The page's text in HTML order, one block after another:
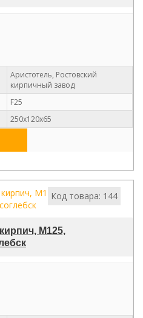
Аристотель, Ростовский
кирпичный завод
F25
250х120х65
Код товара: 144
М125,